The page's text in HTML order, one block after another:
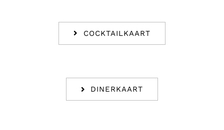
COCKTAILKAART
DINERKAART